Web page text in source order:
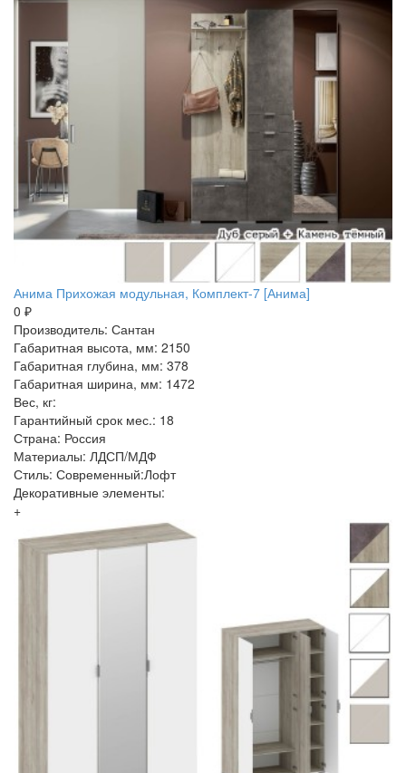
Анима Прихожая модульная, Комплект-7 [Анима]
0 ₽
Производитель: Сантан
Габаритная высота, мм: 2150
Габаритная глубина, мм: 378
Габаритная ширина, мм: 1472
Вес, кг:
Гарантийный срок мес.: 18
Страна: Россия
Материалы: ЛДСП/МДФ
Стиль: Современный:Лофт
Декоративные элементы:
+